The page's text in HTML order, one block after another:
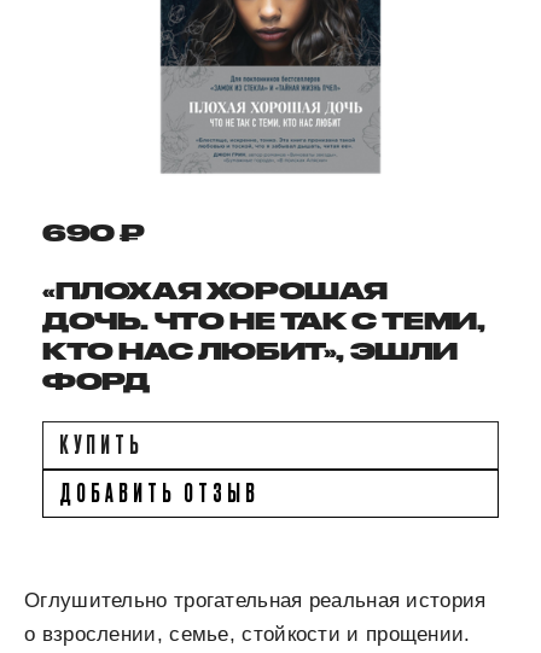
690 ₽
«ПЛОХАЯ ХОРОШАЯ
ДОЧЬ. ЧТО НЕ ТАК С ТЕМИ,
КТО НАС ЛЮБИТ», ЭШЛИ
ФОРД
КУПИТЬ
ДОБАВИТЬ ОТЗЫВ
Оглушительно трогательная реальная история
о взрослении, семье, стойкости и прощении.